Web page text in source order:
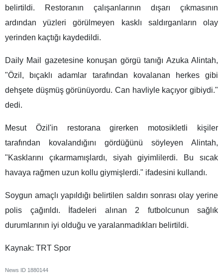
belirtildi. Restoranın çalışanlarının dışarı çıkmasının
ardından yüzleri görülmeyen kasklı saldırganların olay
yerinden kaçtığı kaydedildi.
Daily Mail gazetesine konuşan görgü tanığı Azuka Alintah,
"Özil, bıçaklı adamlar tarafından kovalanan herkes gibi
dehşete düşmüş görünüyordu. Can havliyle kaçıyor gibiydi."
dedi.
Mesut Özil'in restorana girerken motosikletli kişiler
tarafından kovalandığını gördüğünü söyleyen Alintah,
"Kasklarını çıkarmamışlardı, siyah giyimlilerdi. Bu sıcak
havaya rağmen uzun kollu giymişlerdi." ifadesini kullandı.
Soygun amaçlı yapıldığı belirtilen saldırı sonrası olay yerine
polis çağırıldı. İfadeleri alınan 2 futbolcunun sağlık
durumlarının iyi olduğu ve yaralanmadıkları belirtildi.
Kaynak: TRT Spor
News ID 1880144